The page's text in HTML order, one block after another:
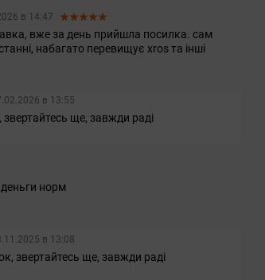
в 14:47
вже за день прийшла посилка. сам
набагато перевищує xros та інші
в 13:55
ще, завжди раді
норм
в 13:08
звертайтесь ще, завжди раді